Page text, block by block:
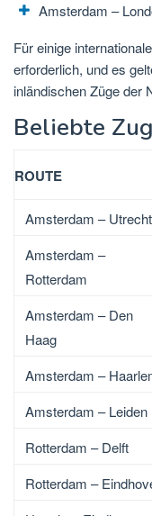
Amsterdam –
Für einige
erforderlich, und es
inländischen Züge der
Beliebte
ROUTE
Amsterdam – Utrecht
Amsterdam –
Rotterdam
Amsterdam – Den
Haag
Amsterdam –
Amsterdam – Leiden
Rotterdam – Delft
Rotterdam –